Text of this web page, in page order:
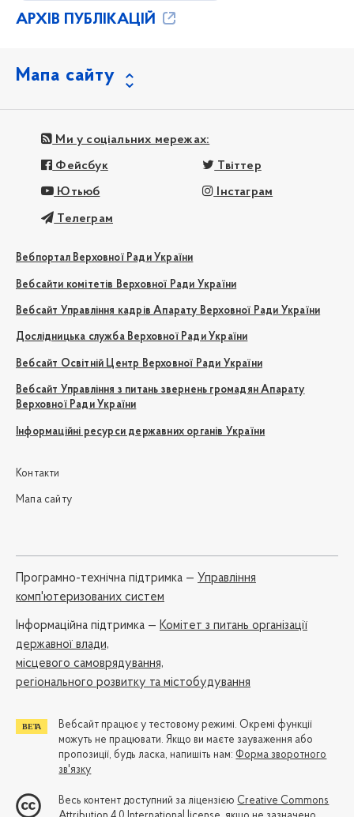
АРХІВ ПУБЛІКАЦІЙ
Мапа сайту
Ми у соціальних мережах:
Фейсбук Твіттер
Ютьюб Інстаграм
Телеграм
Вебпортал Верховної Ради України
Вебсайти комітетів Верховної Ради України
Вебсайт Управління кадрів Апарату Верховної Ради України
Дослідницька служба Верховної Ради України
Вебсайт Освітній Центр Верховної Ради України
Вебсайт Управління з питань звернень громадян Апарату
Верховної Ради України
Інформаційні ресурси державних органів України
Контакти
Мапа сайту
Програмно-технічна підтримка — Управління
комп'ютеризованих систем
Iнформаційна підтримка — Комітет з питань організації
державної влади,
місцевого самоврядування,
регіонального розвитку та містобудування
Вебсайт працює у тестовому режимі. Окремі функції
можуть не працювати. Якщо ви маєте зауваження або
пропозиції, будь ласка, напишіть нам: Форма зворотного
зв'язку
Весь контент доступний за ліцензією Creative Commons